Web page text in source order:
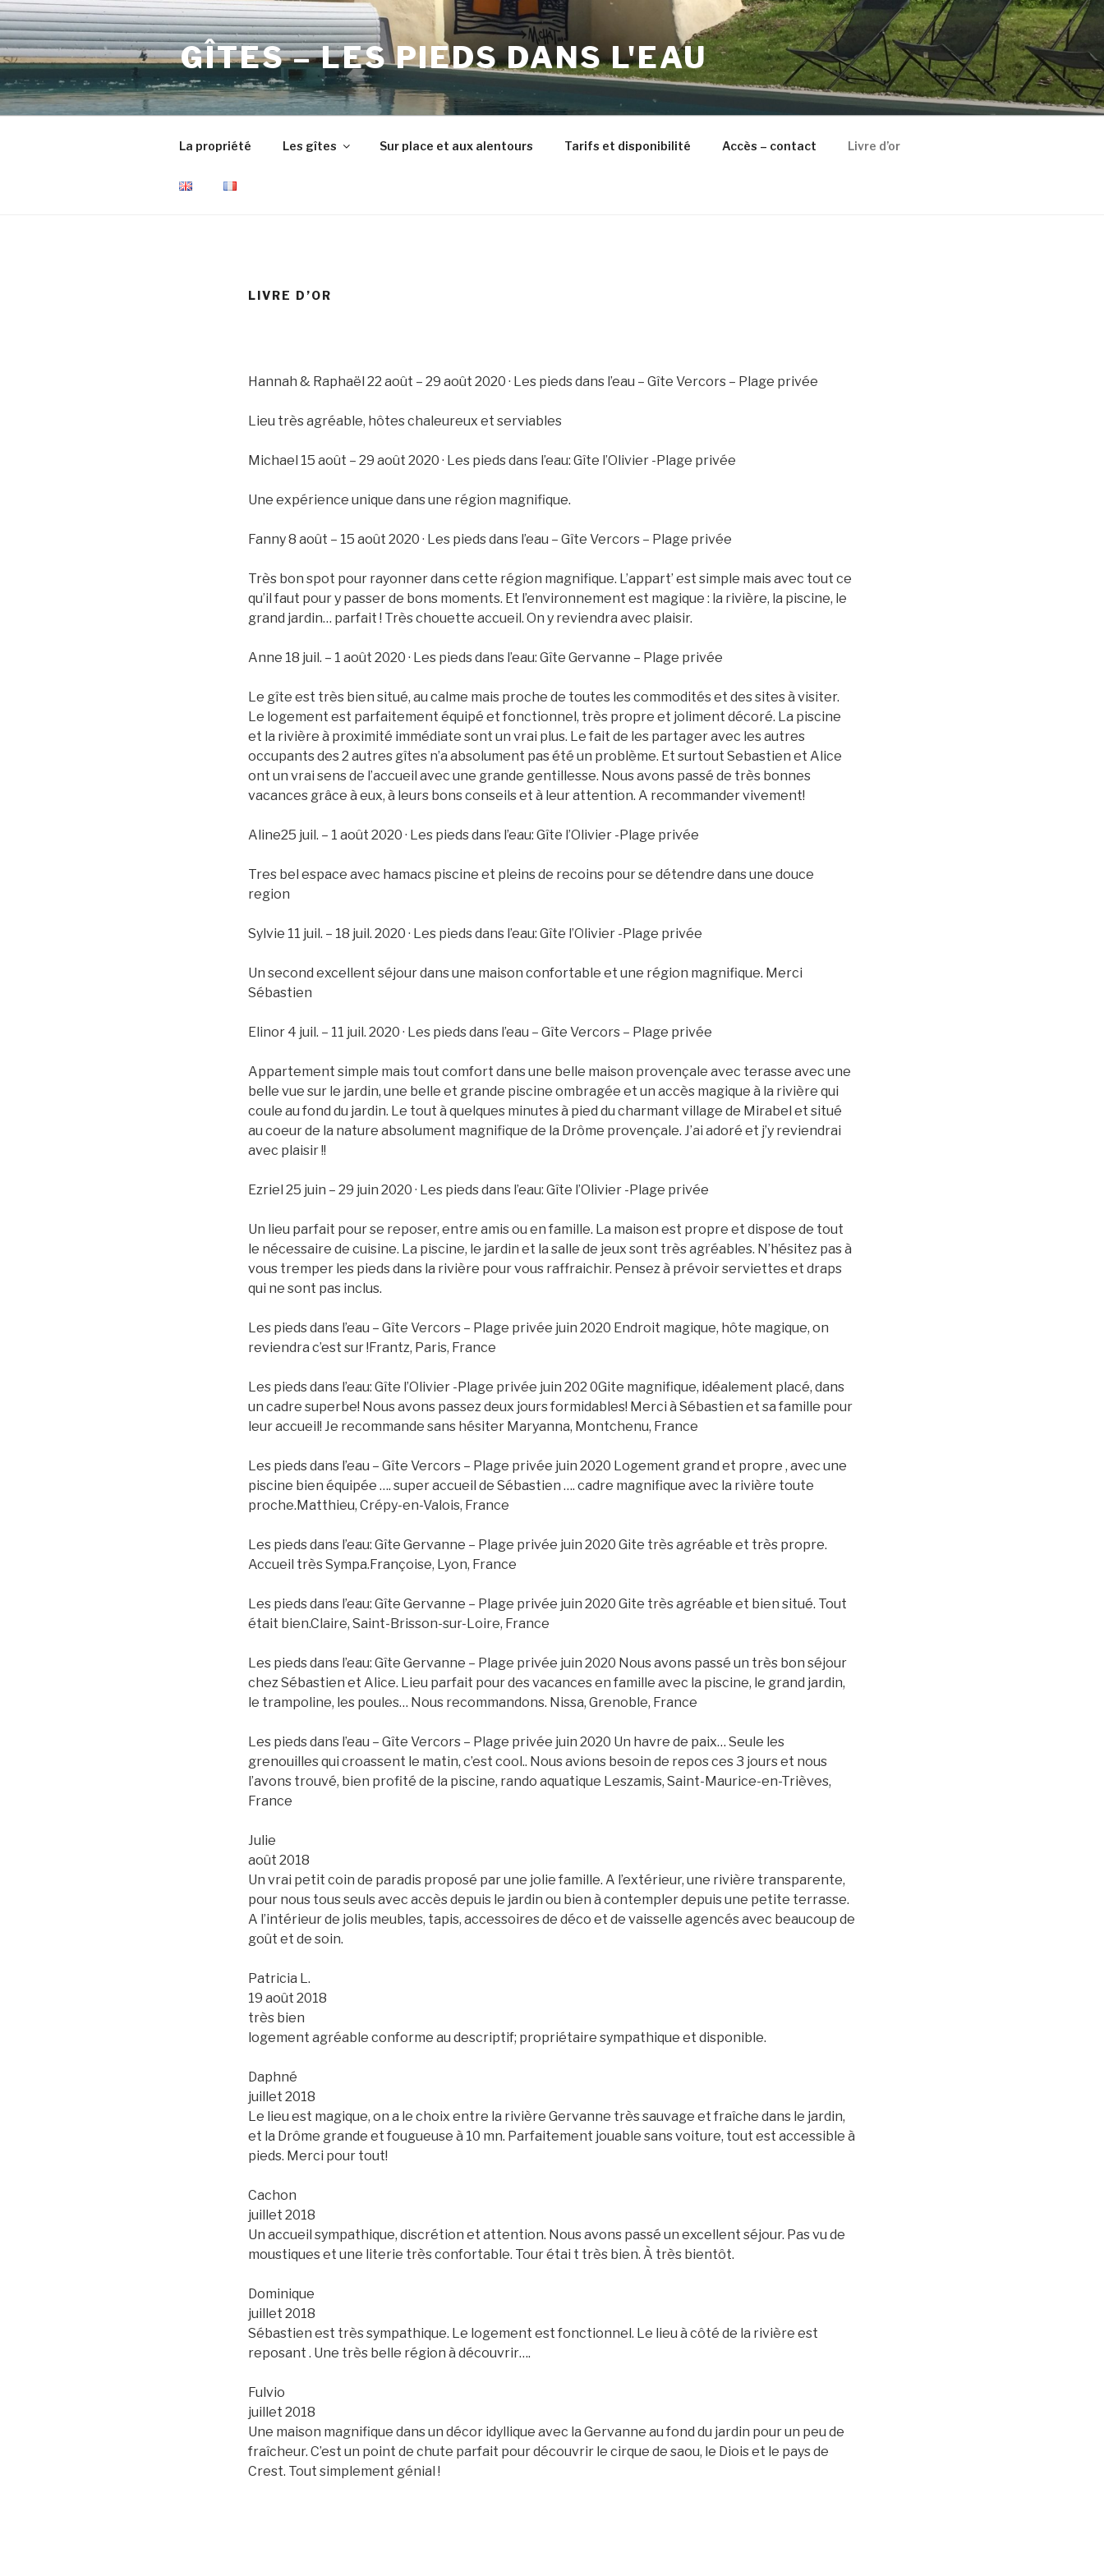
Aller
au
contenu
principal
GÎTES – LES PIEDS DANS L'EAU
La propriété Les gîtes Sur place et aux alentours Tarifs et disponibilité Accès – contact Livre d’or
LIVRE D’OR
Hannah & Raphaël 22 août – 29 août 2020 · Les pieds dans l’eau – Gîte Vercors – Plage privée
Lieu très agréable, hôtes chaleureux et serviables
Michael 15 août – 29 août 2020 · Les pieds dans l’eau: Gîte l’Olivier -Plage privée
Une expérience unique dans une région magnifique.
Fanny 8 août – 15 août 2020 · Les pieds dans l’eau – Gîte Vercors – Plage privée
Très bon spot pour rayonner dans cette région magnifique. L’appart’ est simple mais avec tout ce
qu’il faut pour y passer de bons moments. Et l’environnement est magique : la rivière, la piscine, le
grand jardin… parfait ! Très chouette accueil. On y reviendra avec plaisir.
Anne 18 juil. – 1 août 2020 · Les pieds dans l’eau: Gîte Gervanne – Plage privée
Le gîte est très bien situé, au calme mais proche de toutes les commodités et des sites à visiter.
Le logement est parfaitement équipé et fonctionnel, très propre et joliment décoré. La piscine
et la rivière à proximité immédiate sont un vrai plus. Le fait de les partager avec les autres
occupants des 2 autres gîtes n’a absolument pas été un problème. Et surtout Sebastien et Alice
ont un vrai sens de l’accueil avec une grande gentillesse. Nous avons passé de très bonnes
vacances grâce à eux, à leurs bons conseils et à leur attention. A recommander vivement!
Aline25 juil. – 1 août 2020 · Les pieds dans l’eau: Gîte l’Olivier -Plage privée
Tres bel espace avec hamacs piscine et pleins de recoins pour se détendre dans une douce
region
Sylvie 11 juil. – 18 juil. 2020 · Les pieds dans l’eau: Gîte l’Olivier -Plage privée
Un second excellent séjour dans une maison confortable et une région magnifique. Merci
Sébastien
Elinor 4 juil. – 11 juil. 2020 · Les pieds dans l’eau – Gîte Vercors – Plage privée
Appartement simple mais tout comfort dans une belle maison provençale avec terasse avec une
belle vue sur le jardin, une belle et grande piscine ombragée et un accès magique à la rivière qui
coule au fond du jardin. Le tout à quelques minutes à pied du charmant village de Mirabel et situé
au coeur de la nature absolument magnifique de la Drôme provençale. J’ai adoré et j’y reviendrai
avec plaisir !!
Ezriel 25 juin – 29 juin 2020 · Les pieds dans l’eau: Gîte l’Olivier -Plage privée
Un lieu parfait pour se reposer, entre amis ou en famille. La maison est propre et dispose de tout
le nécessaire de cuisine. La piscine, le jardin et la salle de jeux sont très agréables. N’hésitez pas à
vous tremper les pieds dans la rivière pour vous raffraichir. Pensez à prévoir serviettes et draps
qui ne sont pas inclus.
Les pieds dans l’eau – Gîte Vercors – Plage privée juin 2020 Endroit magique, hôte magique, on
reviendra c’est sur !Frantz, Paris, France
Les pieds dans l’eau: Gîte l’Olivier -Plage privée juin 202 0Gite magnifique, idéalement placé, dans
un cadre superbe! Nous avons passez deux jours formidables! Merci à Sébastien et sa famille pour
leur accueil! Je recommande sans hésiter Maryanna, Montchenu, France
Les pieds dans l’eau – Gîte Vercors – Plage privée juin 2020 Logement grand et propre , avec une
piscine bien équipée …. super accueil de Sébastien …. cadre magnifique avec la rivière toute
proche.Matthieu, Crépy-en-Valois, France
Les pieds dans l’eau: Gîte Gervanne – Plage privée juin 2020 Gite très agréable et très propre.
Accueil très Sympa.Françoise, Lyon, France
Les pieds dans l’eau: Gîte Gervanne – Plage privée juin 2020 Gite très agréable et bien situé. Tout
était bien.Claire, Saint-Brisson-sur-Loire, France
Les pieds dans l’eau: Gîte Gervanne – Plage privée juin 2020 Nous avons passé un très bon séjour
chez Sébastien et Alice. Lieu parfait pour des vacances en famille avec la piscine, le grand jardin,
le trampoline, les poules… Nous recommandons. Nissa, Grenoble, France
Les pieds dans l’eau – Gîte Vercors – Plage privée juin 2020 Un havre de paix… Seule les
grenouilles qui croassent le matin, c’est cool.. Nous avions besoin de repos ces 3 jours et nous
l’avons trouvé, bien profité de la piscine, rando aquatique Leszamis, Saint-Maurice-en-Trièves,
France
Julie
août 2018
Un vrai petit coin de paradis proposé par une jolie famille. A l’extérieur, une rivière transparente,
pour nous tous seuls avec accès depuis le jardin ou bien à contempler depuis une petite terrasse.
A l’intérieur de jolis meubles, tapis, accessoires de déco et de vaisselle agencés avec beaucoup de
goût et de soin.
Patricia L.
19 août 2018
très bien
logement agréable conforme au descriptif; propriétaire sympathique et disponible.
Daphné
juillet 2018
Le lieu est magique, on a le choix entre la rivière Gervanne très sauvage et fraîche dans le jardin,
et la Drôme grande et fougueuse à 10 mn. Parfaitement jouable sans voiture, tout est accessible à
pieds. Merci pour tout!
Cachon
juillet 2018
Un accueil sympathique, discrétion et attention. Nous avons passé un excellent séjour. Pas vu de
moustiques et une literie très confortable. Tour étai t très bien. À très bientôt.
Dominique
juillet 2018
Sébastien est très sympathique. Le logement est fonctionnel. Le lieu à côté de la rivière est
reposant . Une très belle région à découvrir….
Fulvio
juillet 2018
Une maison magnifique dans un décor idyllique avec la Gervanne au fond du jardin pour un peu de
fraîcheur. C’est un point de chute parfait pour découvrir le cirque de saou, le Diois et le pays de
Crest. Tout simplement génial !